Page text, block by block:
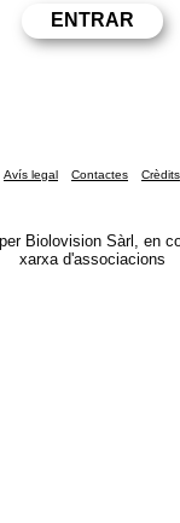
Avís legal Contactes Crèdits
Biolovision Sàrl, en
xarxa d'associacions